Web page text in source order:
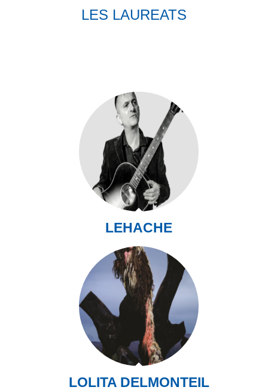
LES LAUREATS
LEHACHE
LOLITA DELMONTEIL